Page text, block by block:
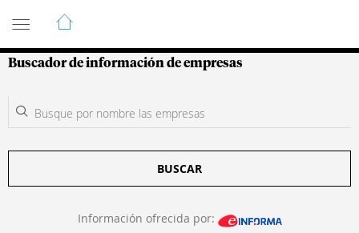
Guía de Empresas Colombianas
Buscador de información de empresas
BUSCAR
Información ofrecida por: